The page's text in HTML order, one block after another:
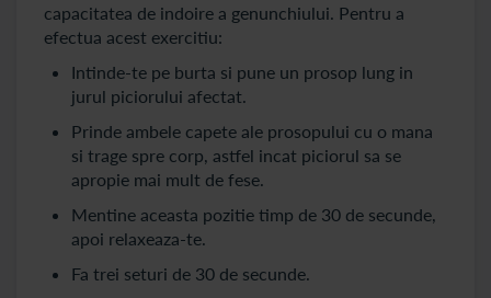
capacitatea de indoire a genunchiului. Pentru a
efectua acest exercitiu:
Intinde-te pe burta si pune un prosop lung in
jurul piciorului afectat.
Prinde ambele capete ale prosopului cu o mana
si trage spre corp, astfel incat piciorul sa se
apropie mai mult de fese.
Mentine aceasta pozitie timp de 30 de secunde,
apoi relaxeaza-te.
Fa trei seturi de 30 de secunde.